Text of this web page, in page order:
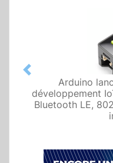
Arduino
développement
Bluetooth LE,
Previous